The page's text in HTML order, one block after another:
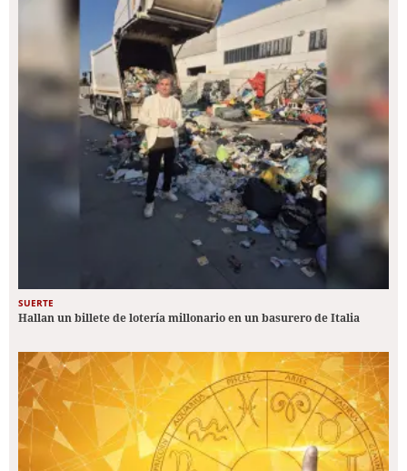
SUERTE
Hallan un billete de lotería millonario en un basurero de Italia